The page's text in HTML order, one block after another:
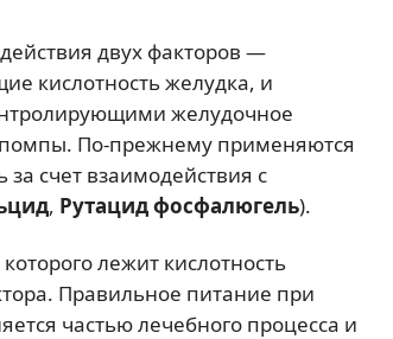
двух факторов —
кислотность желудка, и
желудочное
помпы. По-прежнему применяются
счет взаимодействия с
, Рутацид фосфалюгель).
лежит кислотность
Правильное питание при
частью лечебного процесса и